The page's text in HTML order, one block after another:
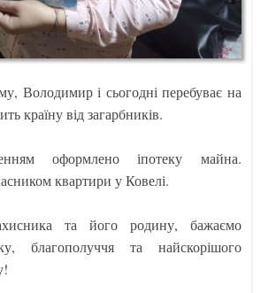
Володимир і сьогодні перебуває на
країну від загарбників.
оформлено іпотеку майна.
квартири у Ковелі.
та його родину, бажаємо
благополуччя та найскорішого